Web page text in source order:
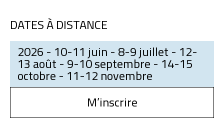
DATES À DISTANCE
2026 - 10-11 juin - 8-9 juillet - 12-
13 août - 9-10 septembre - 14-15
octobre - 11-12 novembre
M’inscrire